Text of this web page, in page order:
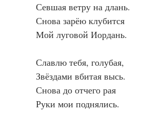
            Севшая ветру на длань.
            Снова зарёю клубится
            Мой луговой Иордань.
            Славлю тебя, голубая,
            Звёздами вбитая высь.
            Снова до отчего рая
            Руки мои поднялись.